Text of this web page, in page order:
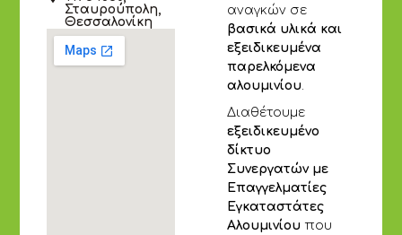
αναγκών σε
βασικά υλικά και
εξειδικευμένα
παρελκόμενα
αλουμινίου.
Διαθέτουμε
εξειδικευμένο
δίκτυο
Συνεργατών με
Επαγγελματίες
Εγκαταστάτες
Αλουμινίου που
Σταυρούπολη,
Θεσσαλονίκη